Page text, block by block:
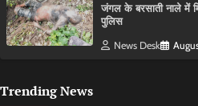
​जंगल के बरसाती नाले में
पुलिस
News Desk
Trending News